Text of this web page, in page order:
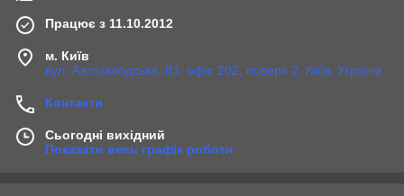
Працює з 11.10.2012
м. Київ
вул. Автозаводська, 83, офіс 202, поверх 2, Київ, Україна
Контакти
Сьогодні вихідний
Показати весь графік роботи